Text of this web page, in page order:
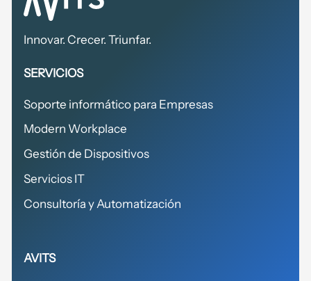
Innovar. Crecer. Triunfar.
SERVICIOS
Soporte informático para Empresas
Modern Workplace
Gestión de Dispositivos
Servicios IT
Consultoría y Automatización
AVITS